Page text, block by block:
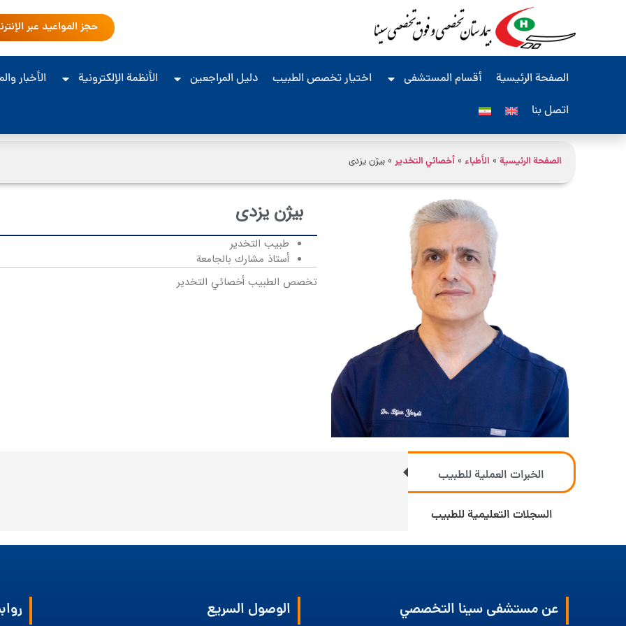
حجز المواعيد عبر
الصفحة الرئيسية أقسام المستشفى اختيار تخصص الطبيب دليل المراجعين الأنظمة الإلكترونية الأخبار
اتصل بنا
الصفحة الرئيسية » الأطباء » أخصائي التخدير » بیژن یزدی
بیژن یزدی
طبيب التخدير
أستاذ مشارك بالجامعة
تخصص الطبيب أخصائي التخدير
الخبرات العملية للطبيب
السجلات التعليمية للطبيب
عن مستشفى سينا التخصصي الوصول السريع